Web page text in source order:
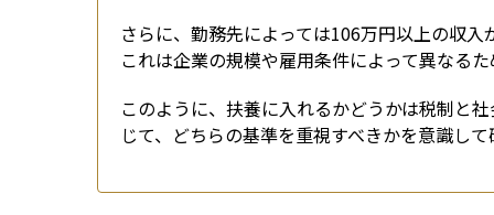
さらに、勤務先によっては106万円以上の収
これは企業の規模や雇用条件によって異なる
このように、扶養に入れるかどうかは税制と
じて、どちらの基準を重視すべきかを意識し